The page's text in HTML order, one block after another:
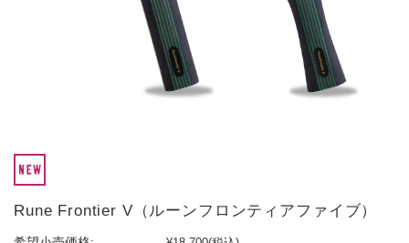
Rune Frontier V（ルーンフロンティアファイブ）